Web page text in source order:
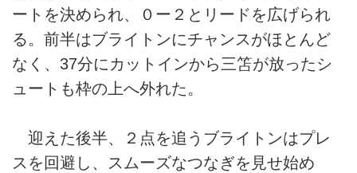
ートを決められ、０ー２とリードを広げられ
る。前半はブライトンにチャンスがほとんど
なく、37分にカットインから三笘が放ったシ
ュートも枠の上へ外れた。
迎えた後半、２点を追うブライトンはプレ
スを回避し、スムーズなつなぎを見せ始め